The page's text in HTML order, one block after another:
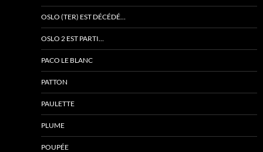
OSLO (TER) EST DÉCÉDÉ…
OSLO 2 EST PARTI…
PACO LE BLANC
PATTON
PAULETTE
PLUME
POUPÉE